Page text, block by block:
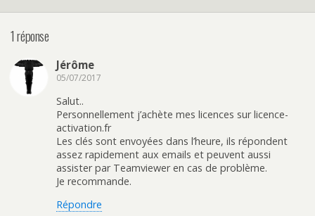
1 réponse
Jérôme
05/07/2017
Salut..
Personnellement j’achète mes licences sur licence-
activation.fr
Les clés sont envoyées dans l’heure, ils répondent
assez rapidement aux emails et peuvent aussi
assister par Teamviewer en cas de problème.
Je recommande.
Répondre